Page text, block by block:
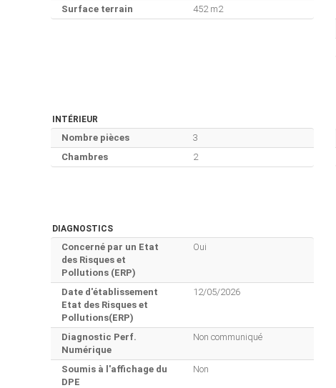
Surface terrain
452 m2
INTÉRIEUR
Nombre pièces
3
Chambres
2
DIAGNOSTICS
Concerné par un Etat
des Risques et
Pollutions (ERP)
Oui
Date d'établissement
Etat des Risques et
Pollutions(ERP)
12/05/2026
Diagnostic Perf.
Numérique
Non communiqué
Soumis à l'affichage du
DPE
Non